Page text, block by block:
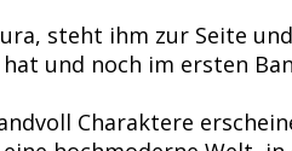
steht ihm zur Seite
und noch im ersten
Charaktere